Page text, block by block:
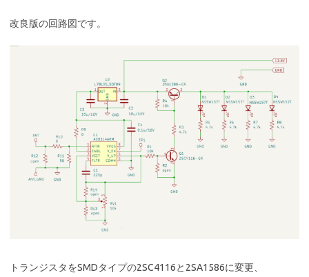
改良版の回路図です。
トランジスタをSMDタイプの2SC4116と2SA1586に変更、